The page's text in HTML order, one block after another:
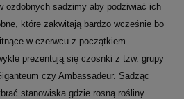
ozdobnych sadzimy aby podziwiać ich
które zakwitają bardzo wcześnie bo
w czerwcu z początkiem
prezentują się czosnki z tzw. grupy
czy Ambassadeur. Sadząc
stanowiska gdzie rosną rośliny